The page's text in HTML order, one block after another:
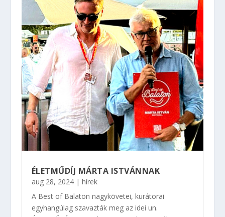
ÉLETMŰDÍJ MÁRTA ISTVÁNNAK
aug 28, 2024| hírek
A Best of Balaton nagykövetei, kurátorai
egyhangúlag szavazták meg az idei un.